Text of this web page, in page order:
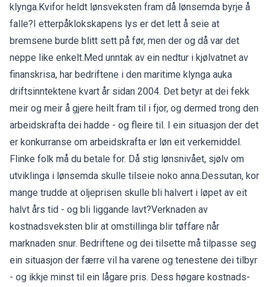
klynga.Kvifor heldt lønsveksten fram då lønsemda byrje å
falle?I etterpåklokskapens lys er det lett å seie at
bremsene burde blitt sett på før, men der og då var det
neppe like enkelt.Med unntak av ein nedtur i kjølvatnet av
finanskrisa, har bedriftene i den maritime klynga auka
driftsinntektene kvart år sidan 2004. Det betyr at dei fekk
meir og meir å gjere heilt fram til i fjor, og dermed trong den
arbeidskrafta dei hadde - og fleire til. I ein situasjon der det
er konkurranse om arbeidskrafta er løn eit verkemiddel.
Flinke folk må du betale for. Då stig lønsnivået, sjølv om
utviklinga i lønsemda skulle tilseie noko anna.Dessutan, kor
mange trudde at oljeprisen skulle bli halvert i løpet av eit
halvt års tid - og bli liggande lavt?Verknaden av
kostnadsveksten blir at omstillinga blir tøffare når
marknaden snur. Bedriftene og dei tilsette må tilpasse seg
ein situasjon der færre vil ha varene og tenestene dei tilbyr
- og ikkje minst til ein lågare pris. Dess høgare kostnads-